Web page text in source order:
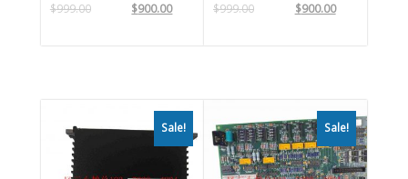
$999.00 $900.00 $999.00 $900.00
Sale! Sale!